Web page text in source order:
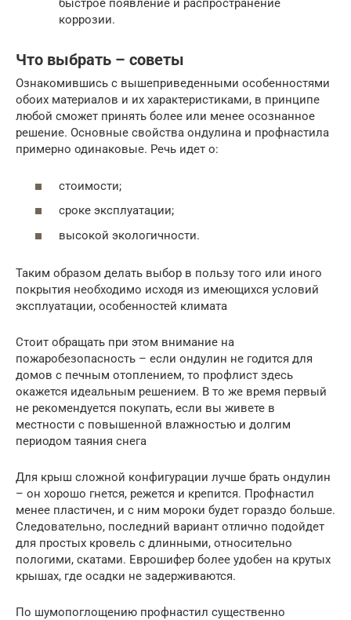
быстрое появление и распространение
коррозии.
Что выбрать – советы
Ознакомившись с вышеприведенными особенностями
обоих материалов и их характеристиками, в принципе
любой сможет принять более или менее осознанное
решение. Основные свойства ондулина и профнастила
примерно одинаковые. Речь идет о:
стоимости;
сроке эксплуатации;
высокой экологичности.
Таким образом делать выбор в пользу того или иного
покрытия необходимо исходя из имеющихся условий
эксплуатации, особенностей климата
Стоит обращать при этом внимание на
пожаробезопасность – если ондулин не годится для
домов с печным отоплением, то профлист здесь
окажется идеальным решением. В то же время первый
не рекомендуется покупать, если вы живете в
местности с повышенной влажностью и долгим
периодом таяния снега
Для крыш сложной конфигурации лучше брать ондулин
– он хорошо гнется, режется и крепится. Профнастил
менее пластичен, и с ним мороки будет гораздо больше.
Следовательно, последний вариант отлично подойдет
для простых кровель с длинными, относительно
пологими, скатами. Еврошифер более удобен на крутых
крышах, где осадки не задерживаются.
По шумопоглощению профнастил существенно